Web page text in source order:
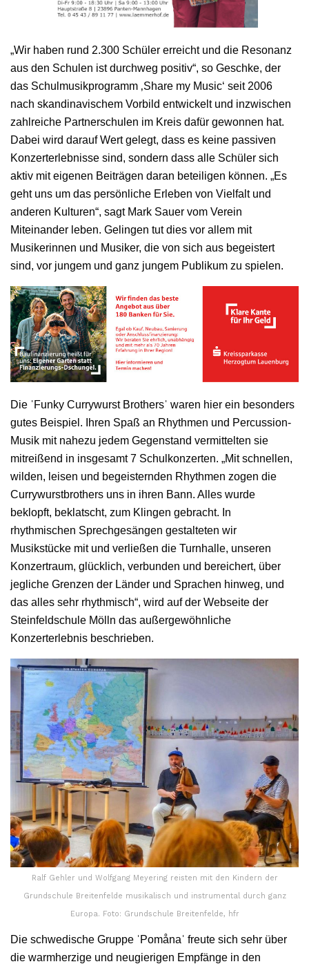
„Wir haben rund 2.300 Schüler erreicht und die Resonanz
aus den Schulen ist durchweg positiv“, so Geschke, der
das Schulmusikprogramm ‚Share my Music‘ seit 2006
nach skandinavischem Vorbild entwickelt und inzwischen
zahlreiche Partnerschulen im Kreis dafür gewonnen hat.
Dabei wird darauf Wert gelegt, dass es keine passiven
Konzerterlebnisse sind, sondern dass alle Schüler sich
aktiv mit eigenen Beiträgen daran beteiligen können. „Es
geht uns um das persönliche Erleben von Vielfalt und
anderen Kulturen“, sagt Mark Sauer vom Verein
Miteinander leben. Gelingen tut dies vor allem mit
Musikerinnen und Musiker, die von sich aus begeistert
sind, vor jungem und ganz jungem Publikum zu spielen.
Die ˈFunky Currywurst Brothersˈ waren hier ein besonders
gutes Beispiel. Ihren Spaß an Rhythmen und Percussion-
Musik mit nahezu jedem Gegenstand vermittelten sie
mitreißend in insgesamt 7 Schulkonzerten. „Mit schnellen,
wilden, leisen und begeisternden Rhythmen zogen die
Currywurstbrothers uns in ihren Bann. Alles wurde
beklopft, beklatscht, zum Klingen gebracht. In
rhythmischen Sprechgesängen gestalteten wir
Musikstücke mit und verließen die Turnhalle, unseren
Konzertraum, glücklich, verbunden und bereichert, über
jegliche Grenzen der Länder und Sprachen hinweg, und
das alles sehr rhythmisch“, wird auf der Webseite der
Steinfeldschule Mölln das außergewöhnliche
Konzerterlebnis beschrieben.
Ralf Gehler und Wolfgang Meyering reisten mit den Kindern der
Grundschule Breitenfelde musikalisch und instrumental durch ganz
Europa. Foto: Grundschule Breitenfelde, hfr
Die schwedische Gruppe ˈPomånaˈ freute sich sehr über
die warmherzige und neugierigen Empfänge in den